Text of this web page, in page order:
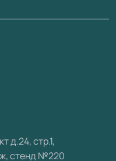
д.24, стр.1,
стенд №220